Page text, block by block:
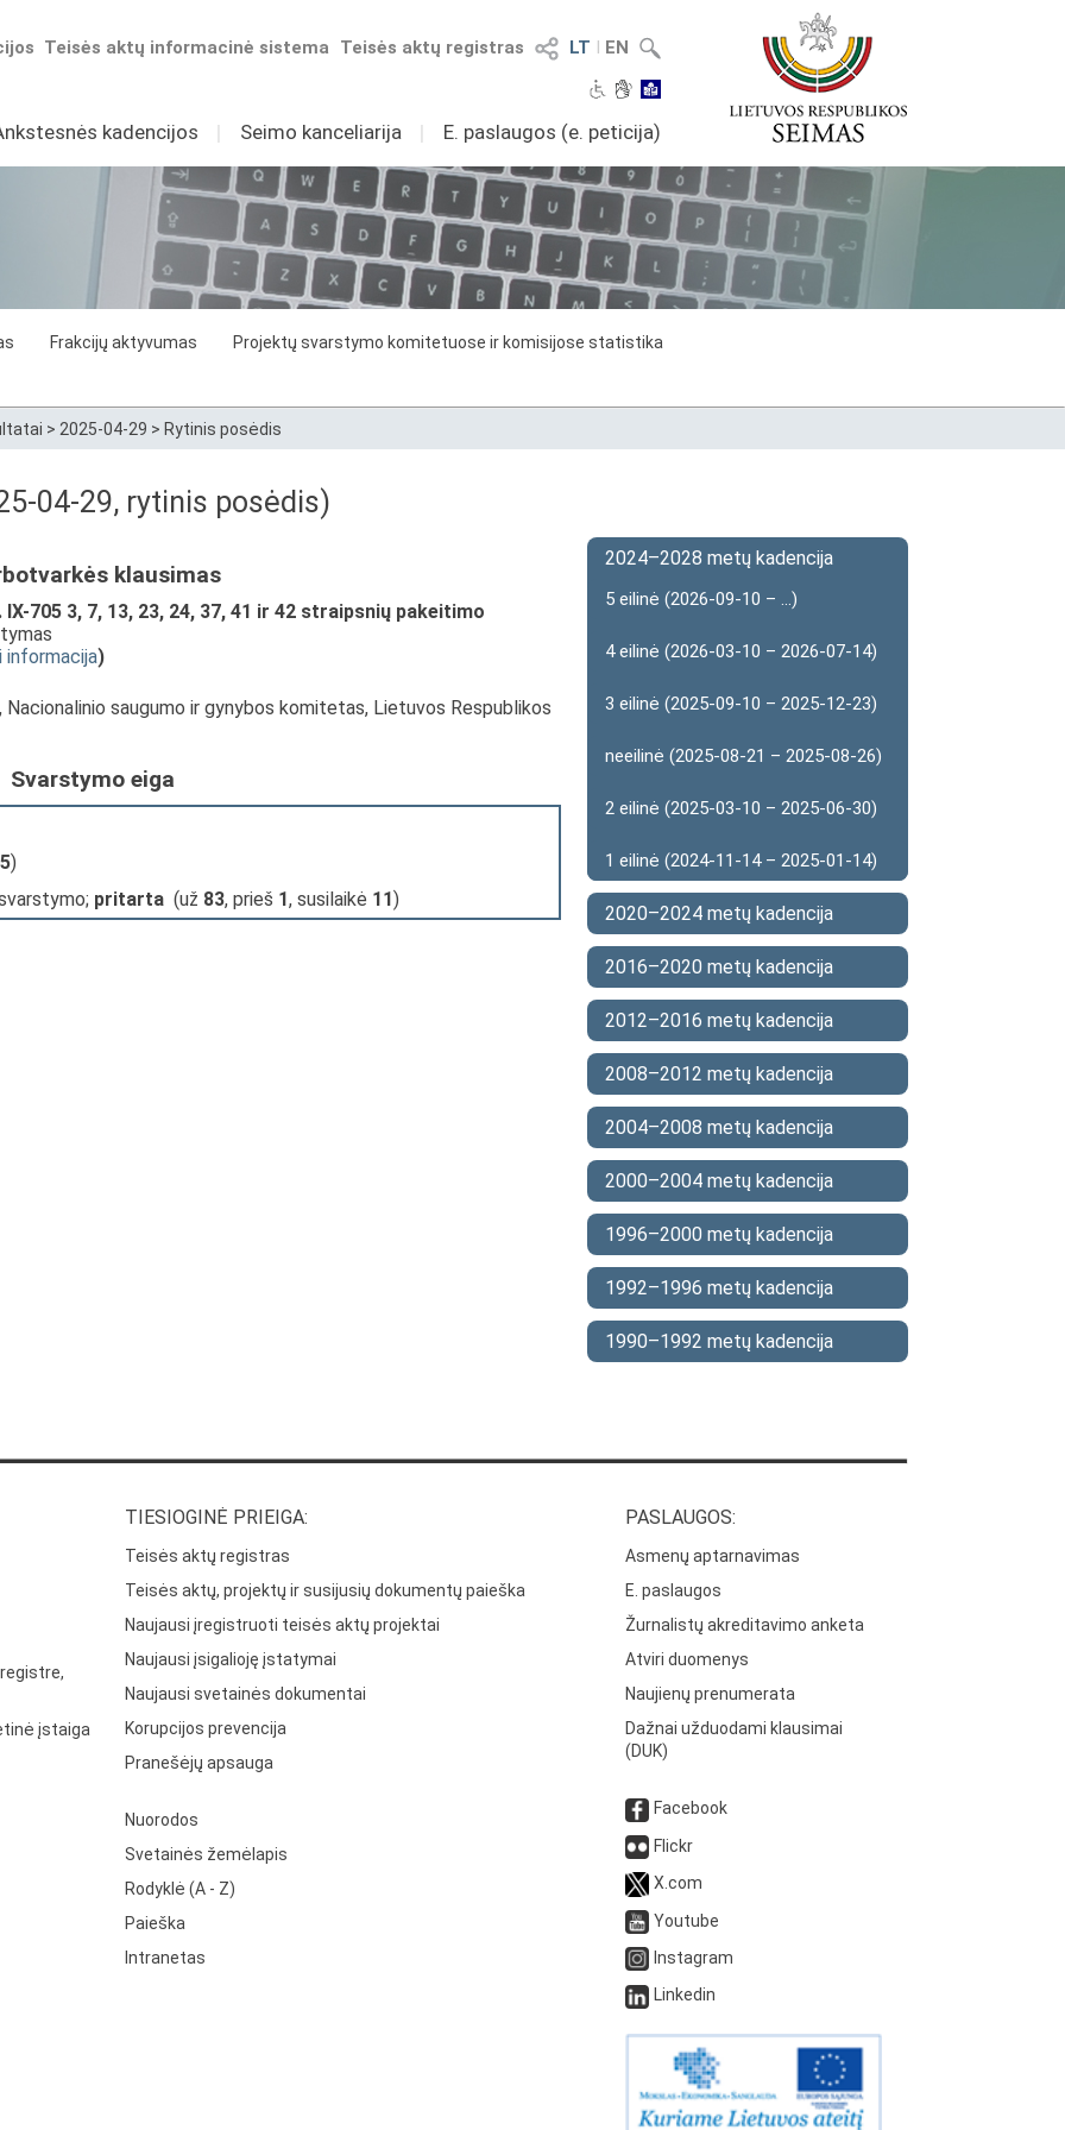
LT I EN
Teisės aktų registras
Teisės aktų informacinė sistema
kadencijos I Seimo kanceliarija I E. paslaugos (e. peticija)
Frakcijų aktyvumas
Projektų svarstymo komitetuose ir komisijose statistika
> 2025-04-29 > Rytinis posėdis
04-29, rytinis posėdis)
klausimas
705 3, 7, 13, 23, 24, 37, 41 ir 42 straipsnių pakeitimo
informacija)
Nacionalinio saugumo ir gynybos komitetas, Lietuvos Respublikos
Svarstymo eiga
)
pritarta (už 83, prieš 1, susilaikė 11)
2024–2028 metų kadencija
5 eilinė (2026-09-10 – ...)
4 eilinė (2026-03-10 – 2026-07-14)
3 eilinė (2025-09-10 – 2025-12-23)
neeilinė (2025-08-21 – 2025-08-26)
2 eilinė (2025-03-10 – 2025-06-30)
1 eilinė (2024-11-14 – 2025-01-14)
2020–2024 metų kadencija
2016–2020 metų kadencija
2012–2016 metų kadencija
2008–2012 metų kadencija
2004–2008 metų kadencija
2000–2004 metų kadencija
1996–2000 metų kadencija
1992–1996 metų kadencija
1990–1992 metų kadencija
įstaiga
TIESIOGINĖ PRIEIGA:
Teisės aktų registras
Teisės aktų, projektų ir susijusių dokumentų paieška
Naujausi įregistruoti teisės aktų projektai
Naujausi įsigalioję įstatymai
Naujausi svetainės dokumentai
Korupcijos prevencija
Pranešėjų apsauga
Nuorodos
Svetainės žemėlapis
Rodyklė (A - Z)
Paieška
Intranetas
PASLAUGOS:
Asmenų aptarnavimas
E. paslaugos
Žurnalistų akreditavimo anketa
Atviri duomenys
Naujienų prenumerata
Dažnai užduodami klausimai
(DUK)
Facebook
Flickr
X.com
Youtube
Instagram
Linkedin